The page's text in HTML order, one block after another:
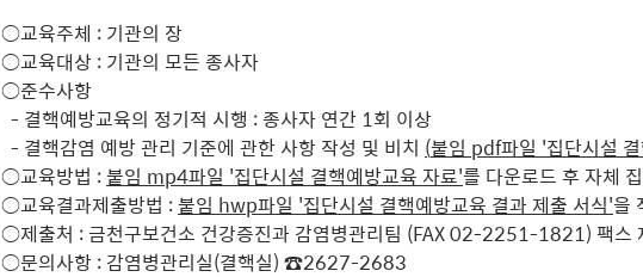
○교육주체 : 기관의 장
○교육대상 : 기관의 모든 종사자
○준수사항
- 결핵예방교육의 정기적 시행 : 종사자 연간 1회 이상
- 결핵감염 예방 관리 기준에 관한 사항 작성 및 비치 (붙임 pdf파일 '집단시설
○교육방법 :붙임 mp4파일 '집단시설 결핵예방교육 자료'를 다운로드 후 자체
○교육결과제출방법 :붙임 hwp파일 '집단시설 결핵예방교육 결과 제출 서식'을
○제출처 :금천구보건소 건강증진과 감염병관리팀 (FAX 02-2251-1821) 팩스
○문의사항 : 감염병관리실(결핵실) ☎2627-2683